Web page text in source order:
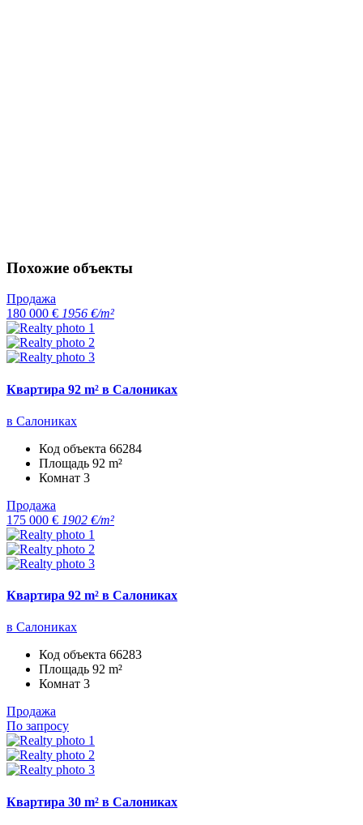
Похожие объекты
Продажа
180 000 € 1956 €/m²
Квартира 92 m² в Салониках
в Салониках
Код объекта 66284
Площадь 92 m²
Комнат 3
Продажа
175 000 € 1902 €/m²
Квартира 92 m² в Салониках
в Салониках
Код объекта 66283
Площадь 92 m²
Комнат 3
Продажа
По запросу
Квартира 30 m² в Салониках